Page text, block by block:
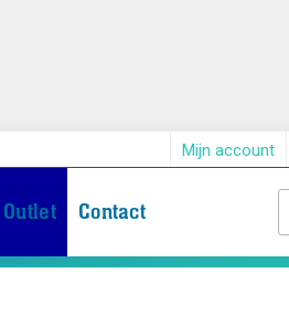
Mijn account
Outlet Contact